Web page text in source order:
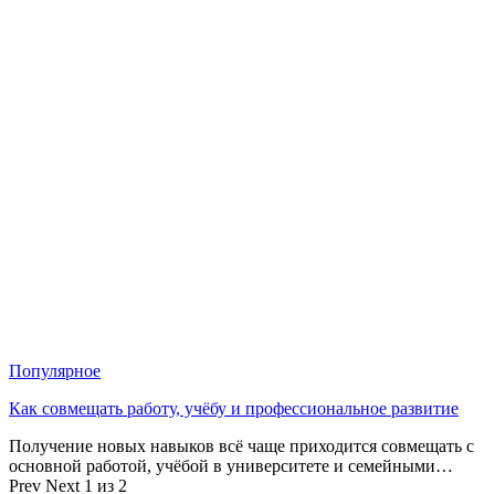
Популярное
Как совмещать работу, учёбу и профессиональное развитие
Получение новых навыков всё чаще приходится совмещать с
основной работой, учёбой в университете и семейными…
Prev Next 1 из 2